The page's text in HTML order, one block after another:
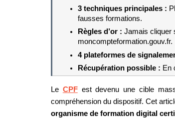
3 techniques principales :
fausses formations.
Règles d’or : Jamais cliquer
moncompteformation.gouv.fr.
4 plateformes de
Récupération possible : En
Le CPF est devenu une cible
organisme de formation digital